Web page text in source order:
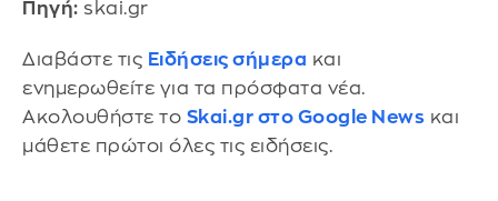
Πηγή: skai.gr
Διαβάστε τις Ειδήσεις σήμερα και
ενημερωθείτε για τα πρόσφατα νέα.
Ακολουθήστε το Skai.gr στο Google News και
μάθετε πρώτοι όλες τις ειδήσεις.